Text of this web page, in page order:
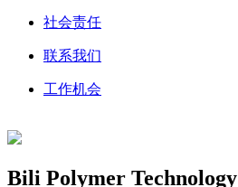
社会责任
联系我们
工作机会
Bili Polymer Technology